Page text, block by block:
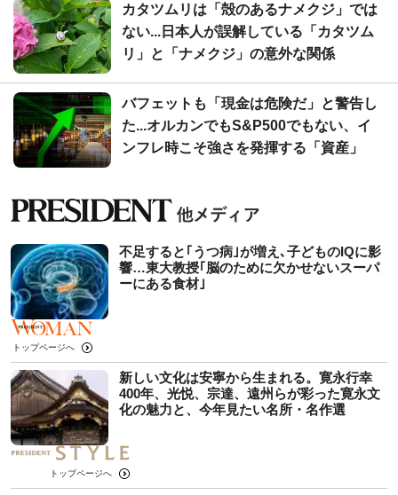
カタツムリは「殻のあるナメクジ」では
ない...日本人が誤解している「カタツム
リ」と「ナメクジ」の意外な関係
バフェットも「現金は危険だ」と警告し
た...オルカンでもS&P500でもない、イ
ンフレ時こそ強さを発揮する「資産」
不足すると｢うつ病｣が増え､子どものIQに影
響…東大教授｢脳のために欠かせないスーパ
ーにある食材｣
トップページへ
新しい文化は安寧から生まれる。寛永行幸
400年、光悦、宗達、遠州らが彩った寛永文
化の魅力と、今年見たい名所・名作選
トップページへ